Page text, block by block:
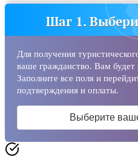
Шаг 1.
Для получения
ваше гражданство. Вам
Заполните все поля и
подтверждения и оплаты.
Выберите